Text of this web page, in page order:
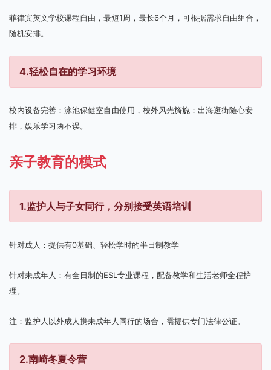
菲律宾英文学校课程自由，最短1周，最长6个月，可根据需求自由组合，
随机安排。
4.轻松自在的学习环境
校内设备完善：泳池保健室自由使用，校外风光旖旎：出海逛街随心安
排，娱乐学习两不误。
亲子教育的模式
1.监护人与子女同行，分别接受英语培训
针对成人：提供有0基础、轻松学时的半日制教学
针对未成年人：有全日制的ESL专业课程，配备教学和生活老师全程护
理。
注：监护人以外成人携未成年人同行的场合，需提供专门法律公证。
2.南崎冬夏令营